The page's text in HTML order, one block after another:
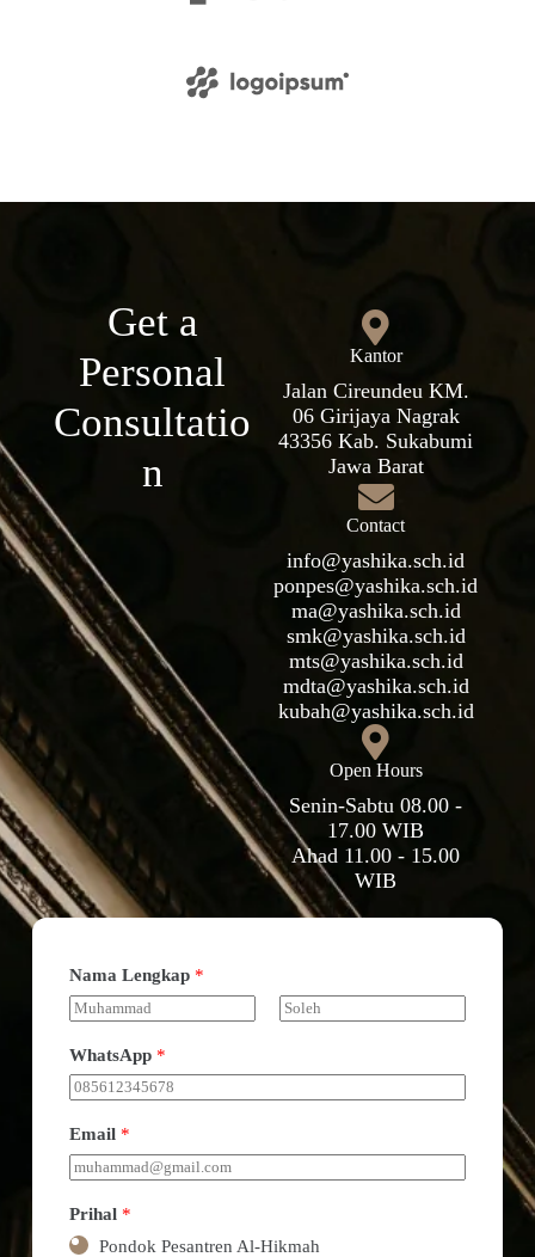
Get a
Personal
Consultatio
n
Kantor
Jalan Cireundeu KM.
06 Girijaya Nagrak
43356 Kab. Sukabumi
Jawa Barat
Contact
info@yashika.sch.id
ponpes@yashika.sch.id
ma@yashika.sch.id
smk@yashika.sch.id
mts@yashika.sch.id
mdta@yashika.sch.id
kubah@yashika.sch.id
Open Hours
Senin-Sabtu 08.00 -
17.00 WIB
Ahad 11.00 - 15.00
WIB
Nama Lengkap *
i
t
WhatsApp *
Email *
Prihal *
Pondok Pesantren Al-Hikmah